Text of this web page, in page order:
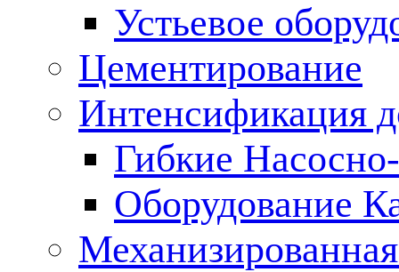
Устьевое
Цементирование
Интенсификация
Гибкие
Оборудование